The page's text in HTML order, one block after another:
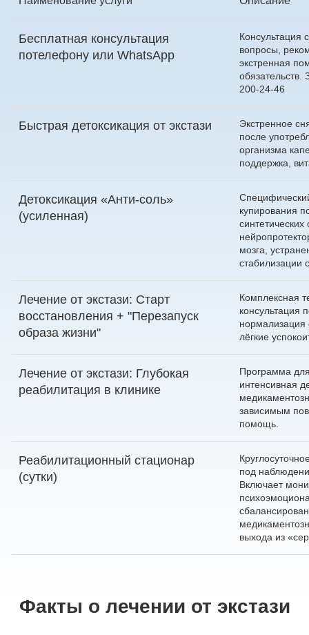
Бесплатная консультация
потелефону или WhatsApp
Консультация
вопросы,
экстренная
200-24-46
Быстрая детоксикация от экстази
Экстренное
после
организма
поддержка,
Детоксикация «Анти-соль»
(усиленная)
купирования
мозга,
стабилизации
Лечение от экстази: Старт
восстановления + "Перезапуск
образа жизни"
Комплексная
консультация
лёгкие
Лечение от экстази: Глубокая
реабилитация в клинике
Программа для
интенсивная
зависимым
помощь.
Реабилитационный стационар
(сутки)
под
Включает
выхода из
Факты о лечении от экстази